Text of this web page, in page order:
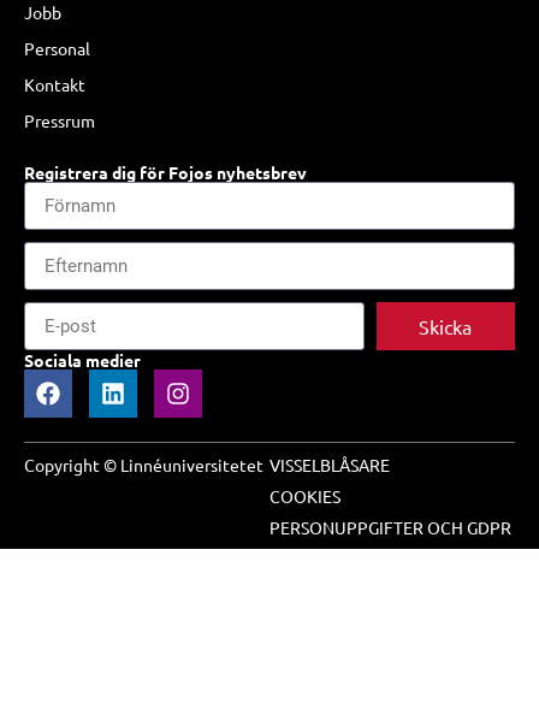
Jobb
Personal
Kontakt
Pressrum
Registrera dig för Fojos nyhetsbrev
Skicka
Sociala medier
Copyright © Linnéuniversitetet VISSELBLÅSARE
COOKIES
PERSONUPPGIFTER OCH GDPR